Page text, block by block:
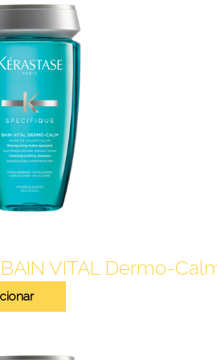
VITAL Dermo-